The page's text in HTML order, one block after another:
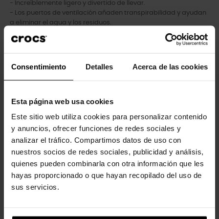
Consentimiento Detalles Acerca de las cookies
Esta página web usa cookies
Este sitio web utiliza cookies para personalizar contenido
y anuncios, ofrecer funciones de redes sociales y
analizar el tráfico. Compartimos datos de uso con
nuestros socios de redes sociales, publicidad y análisis,
quienes pueden combinarla con otra información que les
hayas proporcionado o que hayan recopilado del uso de
sus servicios.
- Increíblemente ligero y divertido de llevar.
- Los puertos de ventilación añaden transpirabilidad y ayudan
a eliminar el agua y los residuos.
- Correas pivotantes en el talón para un ajuste más seguro.
grados.
Los clientes que compraron este
producto también han comprado:
-20% -20%